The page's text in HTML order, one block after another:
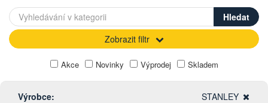
Zobrazit filtr
Akce Novinky Výprodej Skladem
Výrobce:
STANLEY